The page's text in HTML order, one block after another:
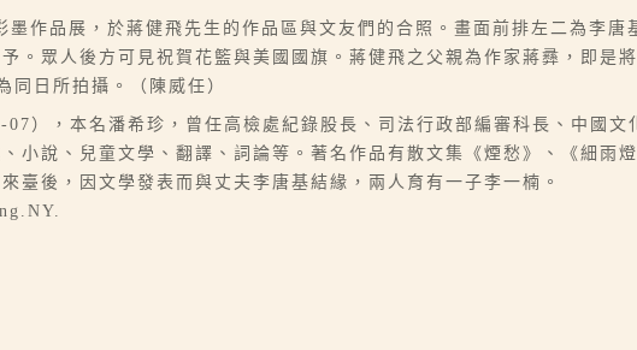
墨作品展，於蔣健飛先生的作品區與文友們的合照。畫面前排左二為李
。眾人後方可見祝賀花籃與美國國旗。蔣健飛之父親為作家蔣彞，即是
日所拍攝。（陳威任）
），本名潘希珍，曾任高檢處紀錄股長、司法行政部編審科長、中國文
小說、兒童文學、翻譯、詞論等。著名作品有散文集《煙愁》、《細雨
臺後，因文學發表而與丈夫李唐基結緣，兩人育有一子李一楠。